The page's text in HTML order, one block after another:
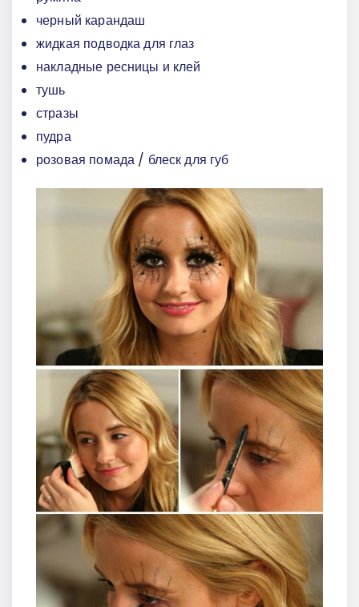
черный карандаш
жидкая подводка для глаз
накладные ресницы и клей
тушь
стразы
пудра
розовая помада / блеск для губ